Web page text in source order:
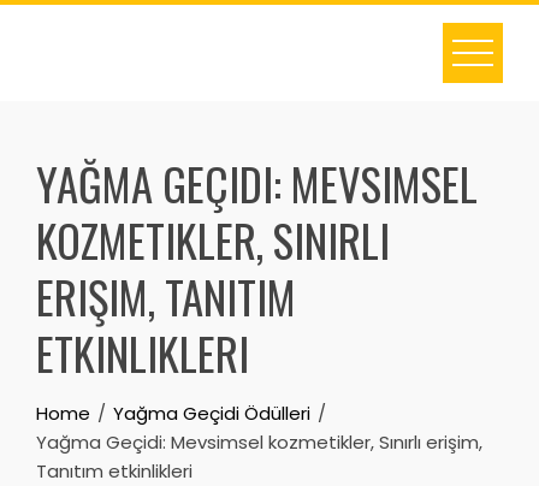
Skip
YAĞMA GEÇIDI: MEVSIMSEL
KOZMETIKLER, SINIRLI
ERIŞIM, TANITIM
ETKINLIKLERI
Home
Yağma Geçidi Ödülleri
Yağma Geçidi: Mevsimsel kozmetikler, Sınırlı erişim,
Tanıtım etkinlikleri